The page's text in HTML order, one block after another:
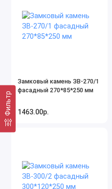
Фильтр
Замковый камень ЗВ-270/1
фасадный 270*85*250 мм
1463.00р.